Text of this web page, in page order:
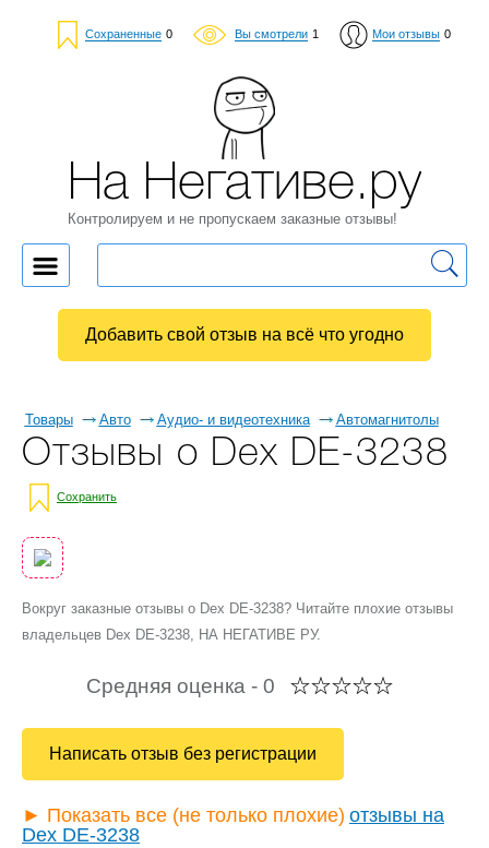
Сохраненные 0 Вы смотрели 1 Мои отзывы 0
Товары Авто Аудио- и видеотехника Автомагнитолы
Отзывы о Dex DE-3238
Сохранить
Вокруг заказные отзывы о Dex DE-3238? Читайте плохие отзывы
владельцев Dex DE-3238, НА НЕГАТИВЕ РУ.
Средняя оценка - 0
Написать отзыв без регистрации
► Показать все (не только плохие) отзывы на
Dex DE-3238
На Негативе.ру
Контролируем и не пропускаем заказные отзывы!
Добавить свой отзыв на всё что угодно